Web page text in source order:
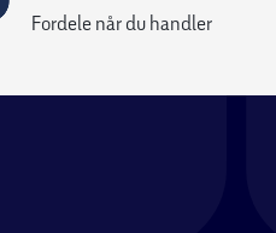
Fordele når du handler